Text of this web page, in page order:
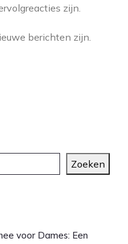
zijn.
berichten zijn.
Zoeken
voor Dames: Een